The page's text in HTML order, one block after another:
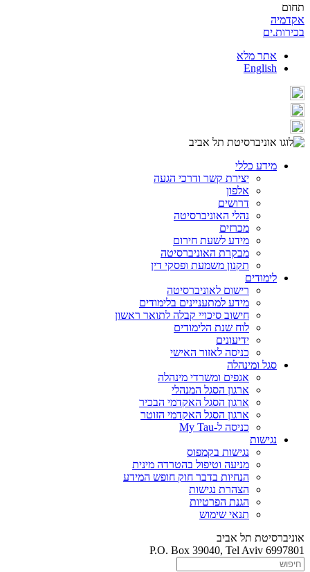
תחום
אקדמיה
בכירות.ים
אתר מלא
English
מידע כללי
יצירת קשר ודרכי הגעה
אלפון
דרושים
נהלי האוניברסיטה
מכרזים
מידע לשעת חירום
מבקרת האוניברסיטה
תקנון משמעת ופסקי דין
לימודים
רישום לאוניברסיטה
מידע למתעניינים בלימודים
חישוב סיכויי קבלה לתואר ראשון
לוח שנת הלימודים
ידיעונים
כניסה לאזור האישי
סגל ומינהלה
אגפים ומשרדי מינהלה
ארגון הסגל המנהלי
ארגון הסגל האקדמי הבכיר
ארגון הסגל האקדמי הזוטר
כניסה ל-My Tau
נגישות
נגישות בקמפוס
מניעה וטיפול בהטרדה מינית
הנחיות בדבר חוק חופש המידע
הצהרת נגישות
הגנת הפרטיות
תנאי שימוש
אוניברסיטת תל אביב
P.O. Box 39040, Tel Aviv 6997801